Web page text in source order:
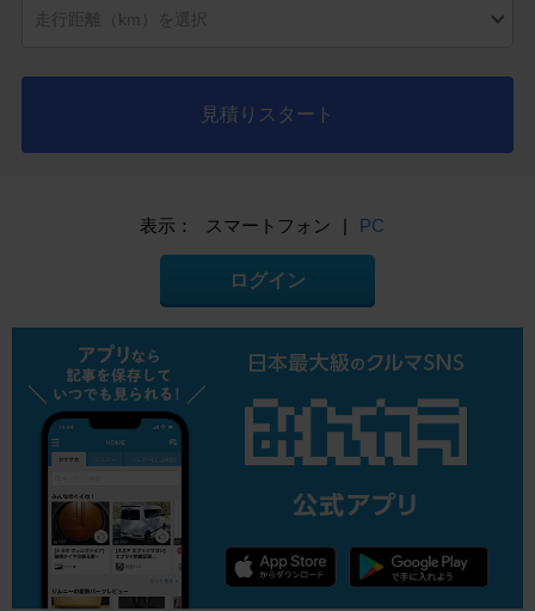
見積りスタート
表示： スマートフォン | PC
ログイン